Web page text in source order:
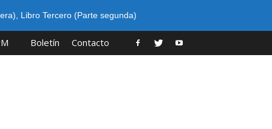
Libro Tercero (Parte segunda)
Boletín Contacto